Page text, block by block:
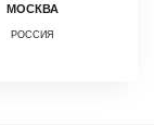
МОСКВА
РОССИЯ